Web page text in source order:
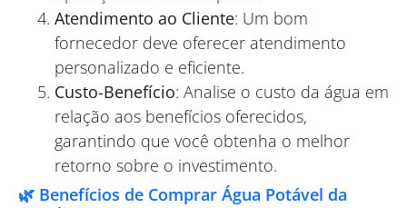
Atendimento ao Cliente: Um bom
fornecedor deve oferecer atendimento
personalizado e eficiente.
Custo-Benefício: Analise o custo da água em
relação aos benefícios oferecidos,
garantindo que você obtenha o melhor
retorno sobre o investimento.
🌿 Benefícios de Comprar Água Potável da